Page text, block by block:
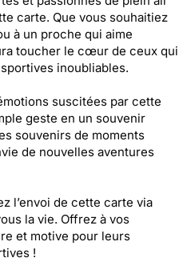
carte. Que vous souhaitiez
à un proche qui aime
toucher le cœur de ceux qui
inoubliables.
suscitées par cette
geste en un souvenir
souvenirs de moments
de nouvelles aventures
l’envoi de cette carte via
la vie. Offrez à vos
et motive pour leurs
!